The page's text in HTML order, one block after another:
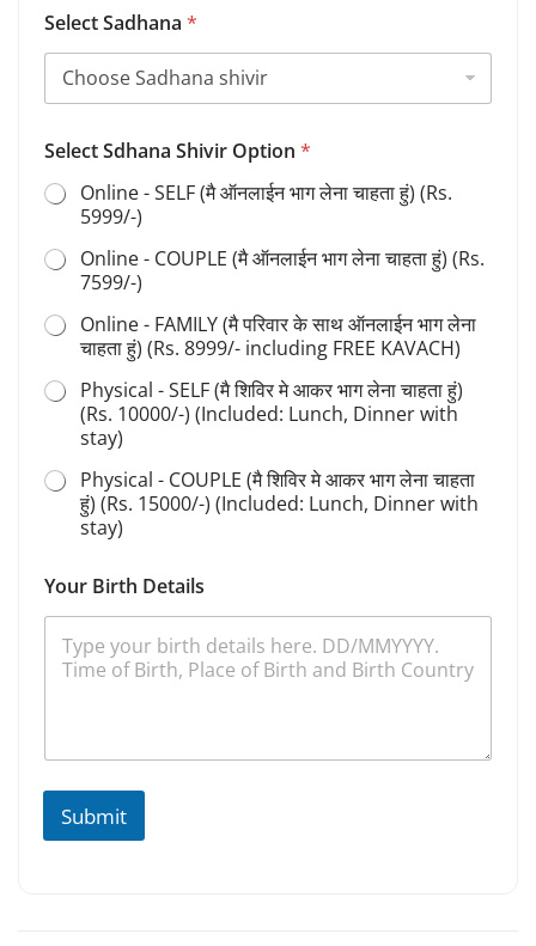
u
m
e
S
a
d
h
n
a
e
c
Select Sadhana *
Select Sdhana Shivir Option *
Online - SELF (मै ऑनलाईन भाग लेना चाहता हुं) (Rs.
5999/-)
Online - COUPLE (मै ऑनलाईन भाग लेना चाहता हुं) (Rs.
7599/-)
Online - FAMILY (मै परिवार के साथ ऑनलाईन भाग लेना
चाहता हुं) (Rs. 8999/- including FREE KAVACH)
Physical - SELF (मै शिविर मे आकर भाग लेना चाहता हुं)
(Rs. 10000/-) (Included: Lunch, Dinner with
stay)
Physical - COUPLE (मै शिविर मे आकर भाग लेना चाहता
हुं) (Rs. 15000/-) (Included: Lunch, Dinner with
stay)
Your Birth Details
Submit